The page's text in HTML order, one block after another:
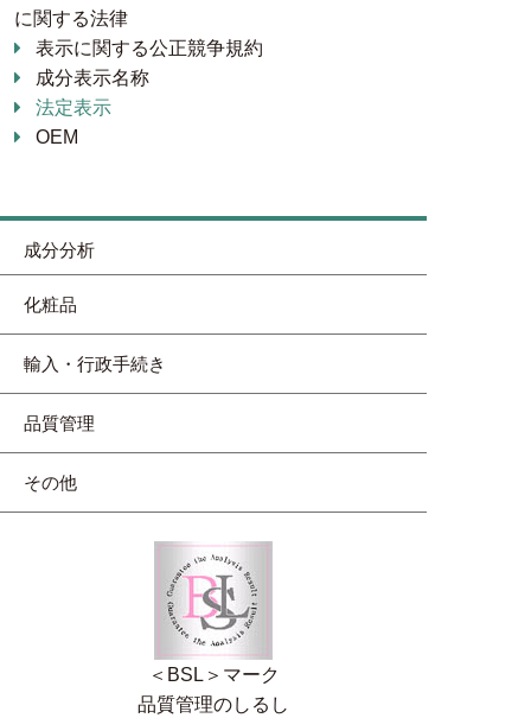
成分分析
化粧品
輸入・行政手続き
品質管理
その他
＜BSL＞マーク
品質管理のしるし
に関する法律
表示に関する公正競争規約
成分表示名称
法定表示
OEM